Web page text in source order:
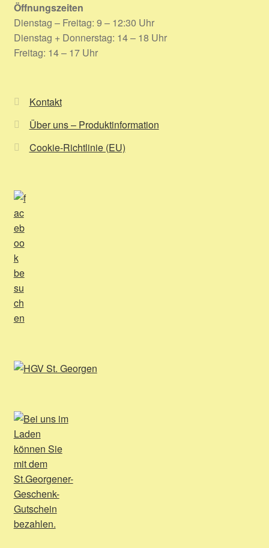
Öffnungszeiten
Dienstag – Freitag: 9 – 12:30 Uhr
Dienstag + Donnerstag: 14 – 18 Uhr
Freitag: 14 – 17 Uhr
Kontakt
Über uns – Produktinformation
Cookie-Richtlinie (EU)